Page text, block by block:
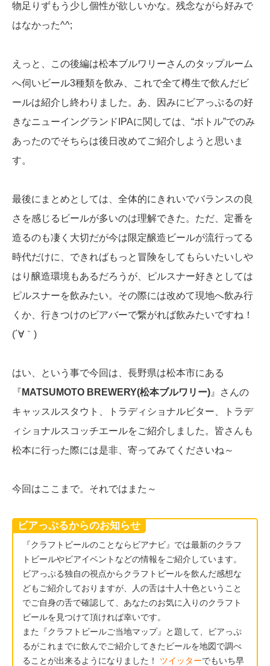
物足りずもう少し個性が欲しいかな。残念ながら好みで
はなかった^^;
えっと、この後編は松本ブルワリーさんのタップルーム
へ伺いビール3種類を飲み、これで全て樽生で飲んだビ
ールは紹介し終わりました。あ、因みにビアっぷるの好
きなニューイングランドIPAに関しては、“ボトル”でのみ
あったのでそちらは後日改めてご紹介しようと思いま
す。
最後にまとめとしては、全体的にきれいでバランスの良
さを感じるビールが多いのは理解できた。ただ、定番を
造るのも凄く大切だが今は限定醸造ビールが流行ってる
時代だけに、できればもっと冒険をしてもらいたいしや
はり醸造環境もあるだろうが、ピルスナー好きとしては
ピルスナーを飲みたい。その際には改めて現地へ飲み行
くか、行きつけのビアバーで繋がれば飲みたいですね！
(´∀｀)
はい、という事で今回は、長野県は松本市にある
『 MATSUMOTO BREWERY(松本ブルワリー)』さんの
キャッスルスタウト、トラディショナルビター、トラデ
ィショナルスコッチエールをご紹介しました。皆さんも
松本に行った際には是非、寄ってみてくださいね～
今回はここまで。それではまた～
ビアっぷるからのお知らせ
『クラフトビールのことならビアナビ』では最新のクラフ
トビールやビアイベントなどの情報をご紹介しています。
ビアっぷる独自の視点からクラフトビールを飲んだ感想な
どもご紹介しておりますが、人の舌は十人十色ということ
でご自身の舌で確認して、あなたのお気に入りのクラフト
ビールを見つけて頂ければ幸いです。
また『クラフトビールご当地マップ』と題して、ビアっぷ
るがこれまでに飲んでご紹介してきたビールを地図で調べ
ることが出来るようになりました！ ツイッターでもいち早